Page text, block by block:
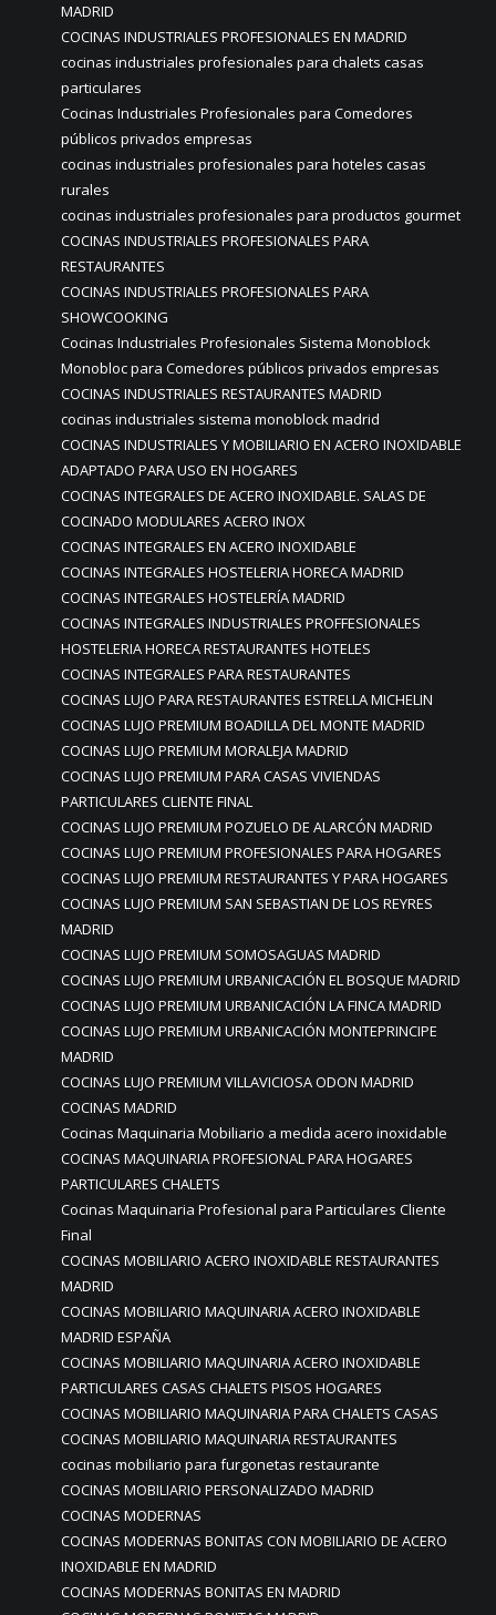
MADRID
COCINAS INDUSTRIALES PROFESIONALES EN MADRID
cocinas industriales profesionales para chalets casas
particulares
Cocinas Industriales Profesionales para Comedores
públicos privados empresas
cocinas industriales profesionales para hoteles casas
rurales
cocinas industriales profesionales para productos gourmet
COCINAS INDUSTRIALES PROFESIONALES PARA
RESTAURANTES
COCINAS INDUSTRIALES PROFESIONALES PARA
SHOWCOOKING
Cocinas Industriales Profesionales Sistema Monoblock
Monobloc para Comedores públicos privados empresas
COCINAS INDUSTRIALES RESTAURANTES MADRID
cocinas industriales sistema monoblock madrid
COCINAS INDUSTRIALES Y MOBILIARIO EN ACERO INOXIDABLE
ADAPTADO PARA USO EN HOGARES
COCINAS INTEGRALES DE ACERO INOXIDABLE. SALAS DE
COCINADO MODULARES ACERO INOX
COCINAS INTEGRALES EN ACERO INOXIDABLE
COCINAS INTEGRALES HOSTELERIA HORECA MADRID
COCINAS INTEGRALES HOSTELERÍA MADRID
COCINAS INTEGRALES INDUSTRIALES PROFFESIONALES
HOSTELERIA HORECA RESTAURANTES HOTELES
COCINAS INTEGRALES PARA RESTAURANTES
COCINAS LUJO PARA RESTAURANTES ESTRELLA MICHELIN
COCINAS LUJO PREMIUM BOADILLA DEL MONTE MADRID
COCINAS LUJO PREMIUM MORALEJA MADRID
COCINAS LUJO PREMIUM PARA CASAS VIVIENDAS
PARTICULARES CLIENTE FINAL
COCINAS LUJO PREMIUM POZUELO DE ALARCÓN MADRID
COCINAS LUJO PREMIUM PROFESIONALES PARA HOGARES
COCINAS LUJO PREMIUM RESTAURANTES Y PARA HOGARES
COCINAS LUJO PREMIUM SAN SEBASTIAN DE LOS REYRES
MADRID
COCINAS LUJO PREMIUM SOMOSAGUAS MADRID
COCINAS LUJO PREMIUM URBANICACIÓN EL BOSQUE MADRID
COCINAS LUJO PREMIUM URBANICACIÓN LA FINCA MADRID
COCINAS LUJO PREMIUM URBANICACIÓN MONTEPRINCIPE
MADRID
COCINAS LUJO PREMIUM VILLAVICIOSA ODON MADRID
COCINAS MADRID
Cocinas Maquinaria Mobiliario a medida acero inoxidable
COCINAS MAQUINARIA PROFESIONAL PARA HOGARES
PARTICULARES CHALETS
Cocinas Maquinaria Profesional para Particulares Cliente
Final
COCINAS MOBILIARIO ACERO INOXIDABLE RESTAURANTES
MADRID
COCINAS MOBILIARIO MAQUINARIA ACERO INOXIDABLE
MADRID ESPAÑA
COCINAS MOBILIARIO MAQUINARIA ACERO INOXIDABLE
PARTICULARES CASAS CHALETS PISOS HOGARES
COCINAS MOBILIARIO MAQUINARIA PARA CHALETS CASAS
COCINAS MOBILIARIO MAQUINARIA RESTAURANTES
cocinas mobiliario para furgonetas restaurante
COCINAS MOBILIARIO PERSONALIZADO MADRID
COCINAS MODERNAS
COCINAS MODERNAS BONITAS CON MOBILIARIO DE ACERO
INOXIDABLE EN MADRID
COCINAS MODERNAS BONITAS EN MADRID